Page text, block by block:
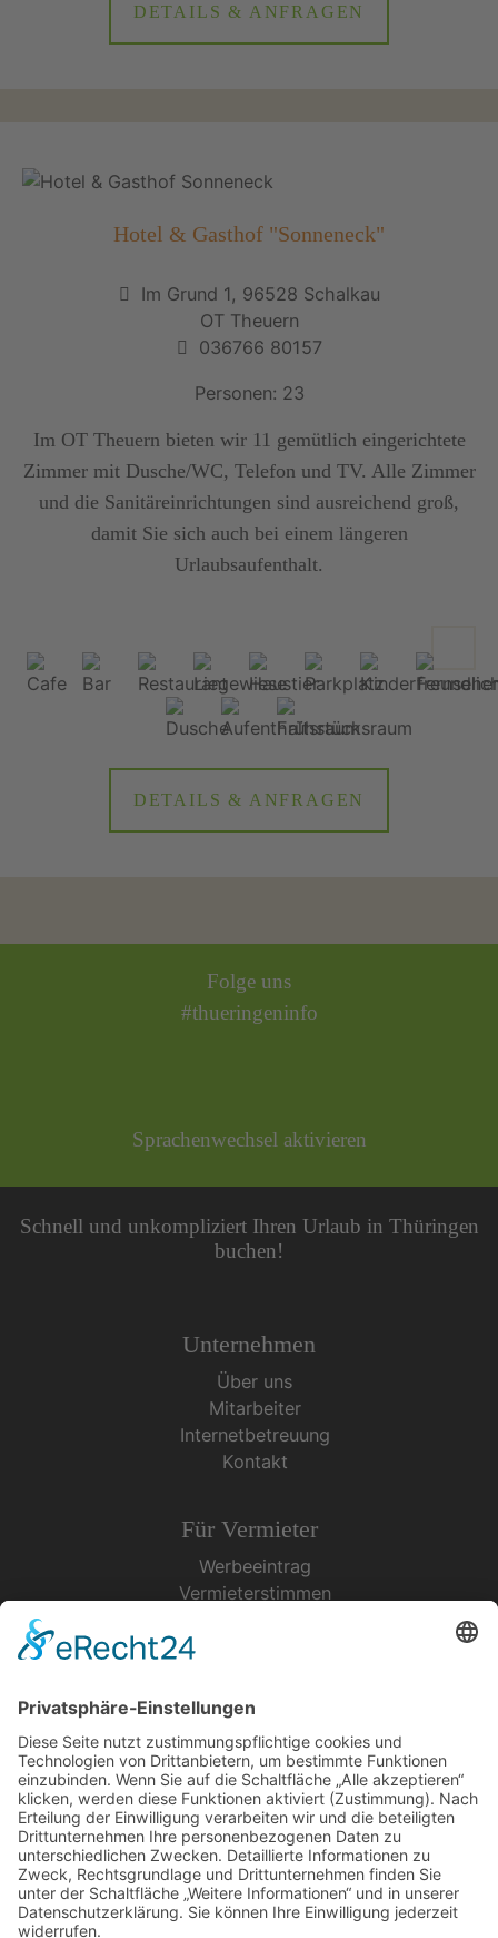
DETAILS & ANFRAGEN
Hotel & Gasthof "Sonneneck"
Im Grund 1, 96528 Schalkau
OT Theuern
036766 80157
Personen: 23
Im OT Theuern bieten wir 11 gemütlich eingerichtete
Zimmer mit Dusche/WC, Telefon und TV. Alle Zimmer
und die Sanitäreinrichtungen sind ausreichend groß,
damit Sie sich auch bei einem längeren
Urlaubsaufenthalt.
DETAILS & ANFRAGEN
Folge uns
#thueringeninfo
Sprachenwechsel aktivieren
Schnell und unkompliziert Ihren Urlaub in Thüringen
buchen!
Unternehmen
Über uns
Mitarbeiter
Internetbetreuung
Kontakt
Für Vermieter
Werbeeintrag
Vermieterstimmen
Urlaubsservice
Bücher, Karten & CD's
Ihre Anreise
Wetter
Links
Nutzungsbedingungen